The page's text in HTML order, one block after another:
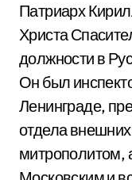
Патриарх
Христа
должности в
Он был
Ленинграде,
отдела
митрополитом,